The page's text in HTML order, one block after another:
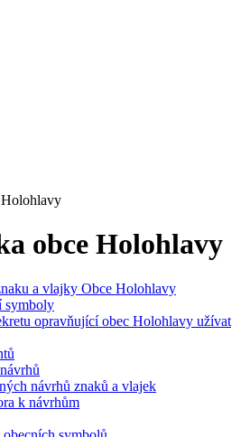
obce Holohlavy
a vlajky Obce Holohlavy
symboly
opravňující obec Holohlavy užívat
návrhů znaků a vlajek
k návrhům